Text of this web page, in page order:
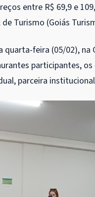
entre R$ 69,9 e
Turismo (Goiás
feira (05/02), na
participantes,
parceira